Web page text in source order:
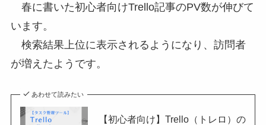
春に書いた初心者向けTrello記事のPV数が伸びて
います。
検索結果上位に表示されるようになり、訪問者
が増えたようです。
あわせて読みたい
【初心者向け】Trello（トレロ）の